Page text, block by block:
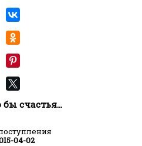
счастья...
04-02